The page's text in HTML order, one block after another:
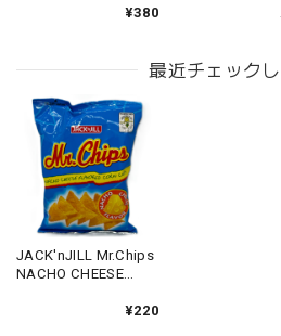
トス サワークリー¥380
キンスキン ホッ
最近チェック
JACK'nJILL Mr.Chips
NACHO CHEESE
¥220